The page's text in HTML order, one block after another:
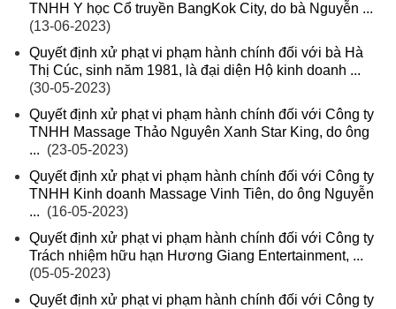
TNHH Y học Cổ truyền BangKok City, do bà Nguyễn ...
(13-06-2023)
Quyết định xử phạt vi phạm hành chính đối với bà Hà
Thị Cúc, sinh năm 1981, là đại diện Hộ kinh doanh ...
(30-05-2023)
Quyết định xử phạt vi phạm hành chính đối với Công ty
TNHH Massage Thảo Nguyên Xanh Star King, do ông
... (23-05-2023)
Quyết định xử phạt vi phạm hành chính đối với Công ty
TNHH Kinh doanh Massage Vinh Tiên, do ông Nguyễn
... (16-05-2023)
Quyết định xử phạt vi phạm hành chính đối với Công ty
Trách nhiệm hữu hạn Hương Giang Entertainment, ...
(05-05-2023)
Quyết định xử phạt vi phạm hành chính đối với Công ty